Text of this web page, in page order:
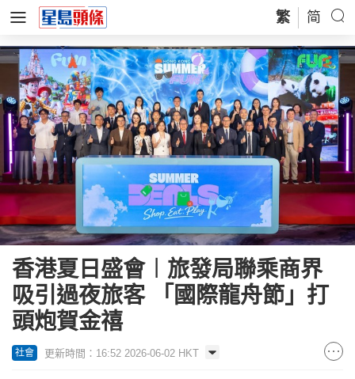
繁 简
香港夏日盛會︱旅發局聯乘商界
吸引過夜旅客 「國際龍舟節」打
頭炮賀金禧
社會 更新時間：16:52 2026-06-02 HKT